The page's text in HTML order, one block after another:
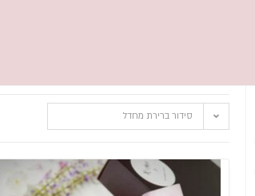
סידור ברירת מחדל